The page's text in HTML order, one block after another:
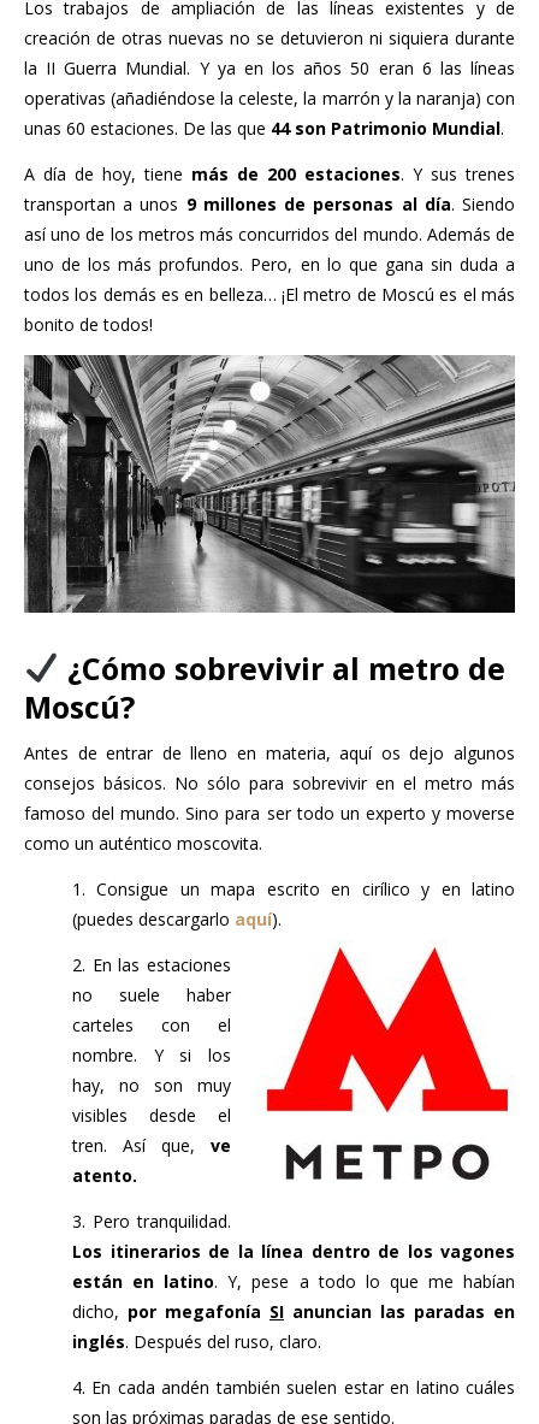
Los trabajos de ampliación de las líneas existentes y de
creación de otras nuevas no se detuvieron ni siquiera durante
la II Guerra Mundial. Y ya en los años 50 eran 6 las líneas
operativas (añadiéndose la celeste, la marrón y la naranja) con
unas 60 estaciones. De las que 44 son Patrimonio Mundial.
A día de hoy, tiene más de 200 estaciones. Y sus trenes
transportan a unos 9 millones de personas al día. Siendo
así uno de los metros más concurridos del mundo. Además de
uno de los más profundos. Pero, en lo que gana sin duda a
todos los demás es en belleza… ¡El metro de Moscú es el más
bonito de todos!
¿Cómo sobrevivir al metro de
Moscú?
Antes de entrar de lleno en materia, aquí os dejo algunos
consejos básicos. No sólo para sobrevivir en el metro más
famoso del mundo. Sino para ser todo un experto y moverse
como un auténtico moscovita.
1. Consigue un mapa escrito en cirílico y en latino
(puedes descargarlo aquí).
2. En las estaciones
no suele haber
carteles con el
nombre. Y si los
hay, no son muy
visibles desde el
tren. Así que, ve
atento.
3. Pero tranquilidad.
Los itinerarios de la línea dentro de los vagones
están en latino. Y, pese a todo lo que me habían
dicho, por megafonía SI anuncian las paradas en
inglés. Después del ruso, claro.
4. En cada andén también suelen estar en latino cuáles
son las próximas paradas de ese sentido.